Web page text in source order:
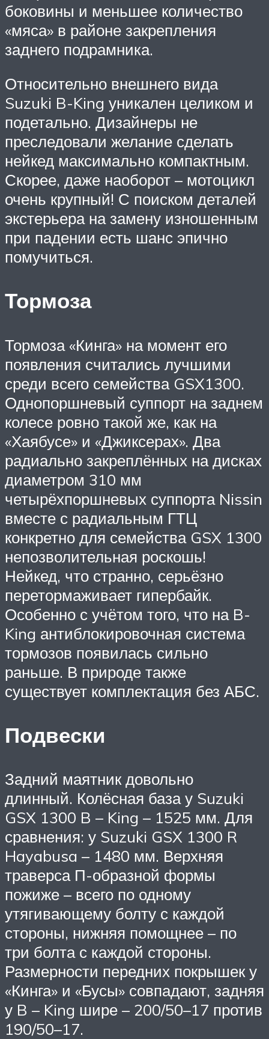
боковины и меньшее количество
«мяса» в районе закрепления
заднего подрамника.
Относительно внешнего вида
Suzuki B-King уникален целиком и
подетально. Дизайнеры не
преследовали желание сделать
нейкед максимально компактным.
Скорее, даже наоборот – мотоцикл
очень крупный! С поиском деталей
экстерьера на замену изношенным
при падении есть шанс эпично
помучиться.
Тормоза
Тормоза «Кинга» на момент его
появления считались лучшими
среди всего семейства GSX1300.
Однопоршневый суппорт на заднем
колесе ровно такой же, как на
«Хаябусе» и «Джиксерах». Два
радиально закреплённых на дисках
диаметром 310 мм
четырёхпоршневых суппорта Nissin
вместе с радиальным ГТЦ
конкретно для семейства GSX 1300
непозволительная роскошь!
Нейкед, что странно, серьёзно
перетормаживает гипербайк.
Особенно с учётом того, что на B-
King антиблокировочная система
тормозов появилась сильно
раньше. В природе также
существует комплектация без АБС.
Подвески
Задний маятник довольно
длинный. Колёсная база у Suzuki
GSX 1300 B – King – 1525 мм. Для
сравнения: у Suzuki GSX 1300 R
Hayabusa – 1480 мм. Верхняя
траверса П-образной формы
пожиже – всего по одному
утягивающему болту с каждой
стороны, нижняя помощнее – по
три болта с каждой стороны.
Размерности передних покрышек у
«Кинга» и «Бусы» совпадают, задняя
у B – King шире – 200/50–17 против
190/50–17.